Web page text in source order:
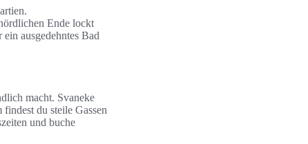
Ende lockt
ausgedehntes Bad
macht. Svaneke
du steile Gassen
und buche